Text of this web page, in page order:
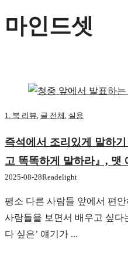
마인드셋
1. 북 리뷰, 글 전체, 실용
즉석에서 조리있게 말하
고 똑똑하게 말하라』, 맷
2025-08-28Readelight
평소 다른 사람들 앞에서 편
사람들을 보면서 배우고 싶다
다 싶은’ 얘기가 ...